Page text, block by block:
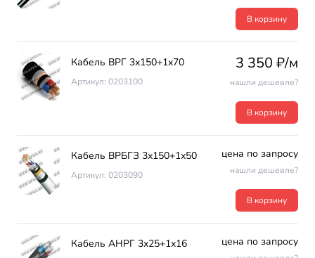
В корзину
Кабель ВРГ 3х150+1х70
Артикул: 0203100
3 350 ₽/м
нашли дешевле?
В корзину
Кабель ВРБГЗ 3х150+1х50
Артикул: 0203090
цена по запросу
нашли дешевле?
В корзину
Кабель АНРГ 3х25+1х16 цена по запросу